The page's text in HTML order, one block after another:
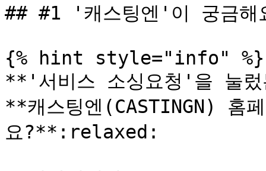
## #1 '캐스팅엔'이 궁금해
{% hint style="info" %}
**'서비스 소싱요청'을 눌
**캐스팅엔(CASTINGN) 홈
요?**:relaxed: